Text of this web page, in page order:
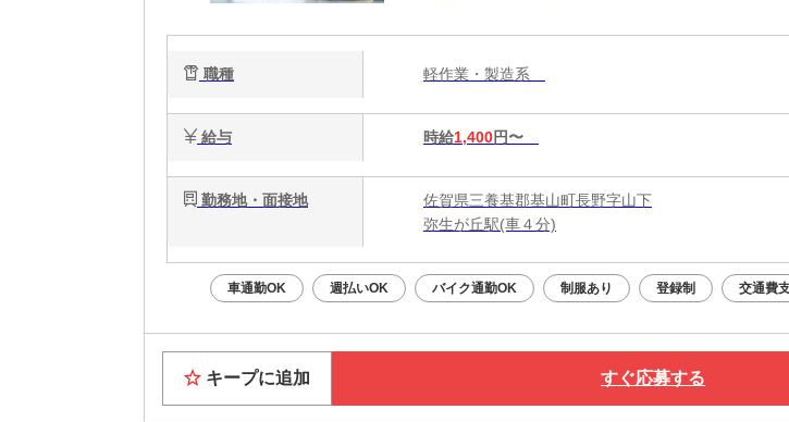
職種 軽作業・製造系
給与 時給1,400円〜
勤務地・面接地
佐賀県三養基郡基山町長野字山下
弥生が丘駅(車４分)
車通勤OK 週払いOK バイク通勤OK 制服あり 登録制 交通費
キープに追加 すぐ応募する